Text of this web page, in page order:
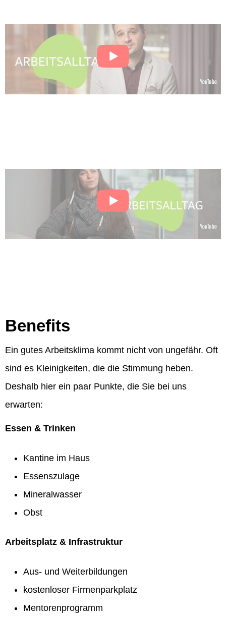
Benefits
Ein gutes Arbeitsklima kommt nicht von ungefähr. Oft
sind es Kleinigkeiten, die die Stimmung heben.
Deshalb hier ein paar Punkte, die Sie bei uns
erwarten:
Essen & Trinken
Kantine im Haus
Essenszulage
Mineralwasser
Obst
Arbeitsplatz & Infrastruktur
Aus- und Weiterbildungen
kostenloser Firmenparkplatz
Mentorenprogramm